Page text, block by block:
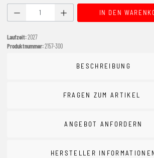
Produkt Anzahl: Gib denIN DEN
Laufzeit:2027
Produktnummer:2157-300
BESCHREIBUNG
FRAGEN ZUM ARTIKEL
ANGEBOT ANFORDERN
HERSTELLER